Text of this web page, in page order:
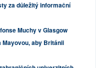
za důležitý informační
Muchy v Glasgow
aby Británii